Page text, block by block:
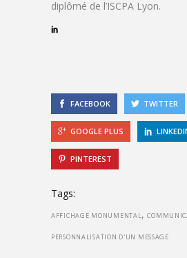
diplômé de l’ISCPA Lyon.
FACEBOOK TWITTER
GOOGLE PLUS
PINTEREST
Tags:
AFFICHAGE MONUMENTAL ,
PERSONNALISATION D'UN MESSAGE